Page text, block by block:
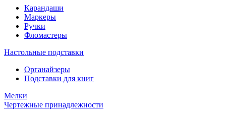
Карандаши
Маркеры
Ручки
Фломастеры
Настольные подставки
Органайзеры
Подставки для книг
Мелки
Чертежные принадлежности